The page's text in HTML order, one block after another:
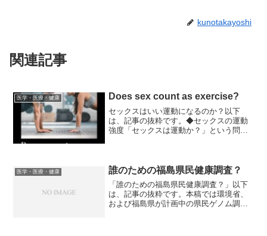
kunotakayoshi
関連記事
医学・医療・健康 Does sex count as exercise?
セックスはいい運動になるのか？以下
は、記事の抜粋です。◆セックスの運動
強度「セックスは運動か？」という問い
為に伴う「身体的要求」、つ...
医学・医療・健康 誰のための福島県民健康調査？
「誰のための福島県民健康調査？」以下
は、記事の抜粋です。本稿では環境省、
および福島県が計画中の県民ゲノム調査